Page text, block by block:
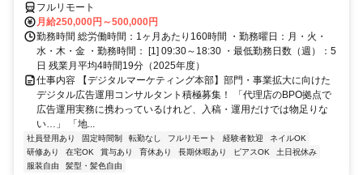
フルリモート
月給250,000円～500,000円
勤務時間 総労働時間：1ヶ月あたり160時間 ・勤務曜日：月・火・
水・木・金 ・勤務時間： [1] 09:30～18:30 ・最低勤務日数（週）：5
日 残業月平均4時間19分（2025年度）
仕事内容 【デジタルマーケティング本部】部門・事業拡大に向けた
デジタル広告運用コンサルタント積極募集！ 「代理店のBPO拠点で
広告運用実務に携わっているけれど、入稿・運用だけでは物足りな
い…」 「地...
社員登用あり 固定時間制 転勤なし フルリモート 経験者歓迎
ネイルOK
研修あり
在宅OK 賞与あり 育休あり 長期休暇あり ピアスOK
土日祝休み
服装自由
髪型・髪色自由